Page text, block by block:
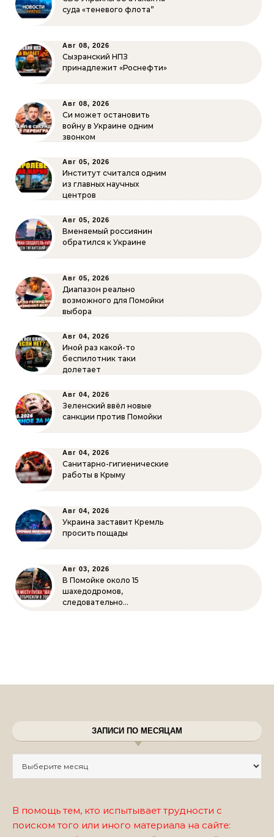
суда «теневого флота”
Авг 08, 2026
Сызранский НПЗ
принадлежит «Роснефти»
Авг 08, 2026
Си может остановить
войну в Украине одним
звонком
Авг 05, 2026
Институт считался одним
из главных научных
центров
Авг 05, 2026
Вменяемый россиянин
обратился к Украине
Авг 05, 2026
Диапазон реально
возможного для Помойки
выбора
Авг 04, 2026
Иной раз какой-то
беспилотник таки
долетает
Авг 04, 2026
Зеленский ввёл новые
санкции против Помойки
Авг 04, 2026
Санитарно-гигиенические
работы в Крыму
Авг 04, 2026
Украина заставит Кремль
просить пощады
Авг 03, 2026
В Помойке около 15
шахедодромов,
следовательно…
ЗАПИСИ ПО МЕСЯЦАМ
В помощь тем, кто испытывает трудности с
поиском того или иного материала на сайте: